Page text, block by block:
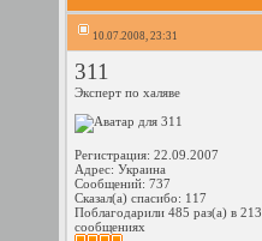
10.07.2008, 23:31
311
Эксперт по халяве
Регистрация: 22.09.2007
Адрес: Украина
Сообщений: 737
Сказал(а) спасибо: 117
Поблагодарили 485 раз(а) в 213
сообщениях